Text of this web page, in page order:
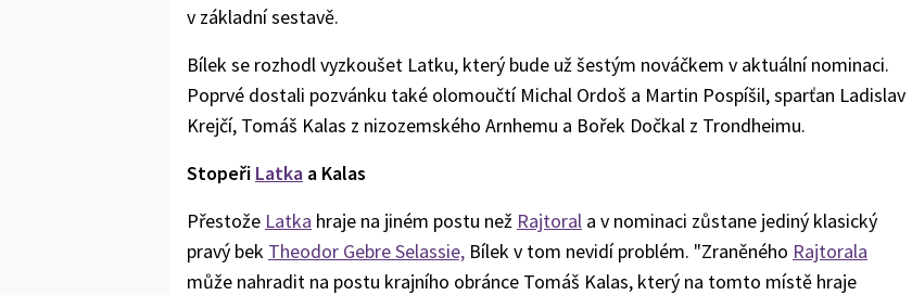
v základní sestavě.
Bílek se rozhodl vyzkoušet Latku, který bude už šestým nováčkem v aktuální nominaci.
Poprvé dostali pozvánku také olomoučtí Michal Ordoš a Martin Pospíšil, sparťan Ladislav
Krejčí, Tomáš Kalas z nizozemského Arnhemu a Bořek Dočkal z Trondheimu.
Stopeři Latka a Kalas
Přestože Latka hraje na jiném postu než Rajtoral a v nominaci zůstane jediný klasický
pravý bek Theodor Gebre Selassie, Bílek v tom nevidí problém. "Zraněného Rajtorala
může nahradit na postu krajního obránce Tomáš Kalas, který na tomto místě hraje